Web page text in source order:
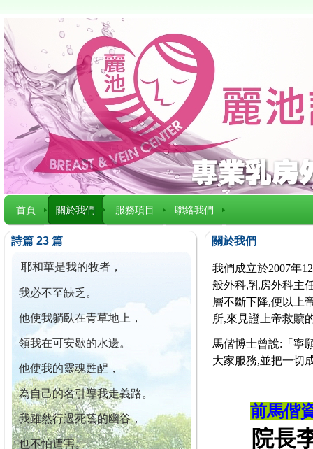
首頁 關於我們 服務項目 聯絡我們
詩篇 23 篇
耶和華是我的牧者，
我必不至缺乏。
他使我躺臥在青草地上，
領我在可安歇的水邊。
他使我的靈魂甦醒，
為自己的名引導我走義路。
我雖然行過死蔭的幽谷，
也不怕遭害。
關於我們
我們成立於2007年
般外科,乳房外科主
層不斷下降,便以上
所,來見證上帝救贖
馬偕博士曾說:「寧
大家服務,並把一切
前馬偕
院長李